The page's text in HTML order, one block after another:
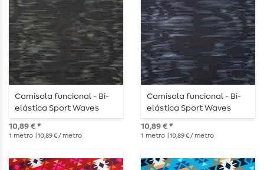
Camisola funcional - Bi-
elástica Sport Waves
Preto Verde
10,89 € *
1 metro | 10,89 € / metro
Camisola funcional - Bi-
elástica Sport Waves
Preto Azul
10,89 € *
1 metro | 10,89 € / metro